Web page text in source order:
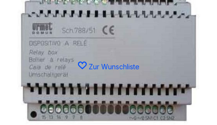
Zur Wunschliste